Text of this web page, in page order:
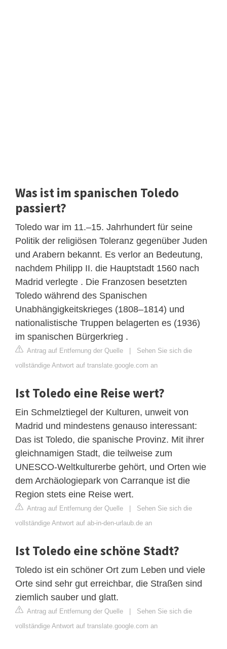
Was ist im spanischen Toledo
passiert?
Toledo war im 11.–15. Jahrhundert für seine
Politik der religiösen Toleranz gegenüber Juden
und Arabern bekannt. Es verlor an Bedeutung,
nachdem Philipp II. die Hauptstadt 1560 nach
Madrid verlegte . Die Franzosen besetzten
Toledo während des Spanischen
Unabhängigkeitskrieges (1808–1814) und
nationalistische Truppen belagerten es (1936)
im spanischen Bürgerkrieg .
Antrag auf Entfernung der Quelle | Sehen Sie sich die
vollständige Antwort auf translate.google.com an
Ist Toledo eine Reise wert?
Ein Schmelztiegel der Kulturen, unweit von
Madrid und mindestens genauso interessant:
Das ist Toledo, die spanische Provinz. Mit ihrer
gleichnamigen Stadt, die teilweise zum
UNESCO-Weltkulturerbe gehört, und Orten wie
dem Archäologiepark von Carranque ist die
Region stets eine Reise wert.
Antrag auf Entfernung der Quelle | Sehen Sie sich die
vollständige Antwort auf ab-in-den-urlaub.de an
Ist Toledo eine schöne Stadt?
Toledo ist ein schöner Ort zum Leben und viele
Orte sind sehr gut erreichbar, die Straßen sind
ziemlich sauber und glatt.
Antrag auf Entfernung der Quelle | Sehen Sie sich die
vollständige Antwort auf translate.google.com an